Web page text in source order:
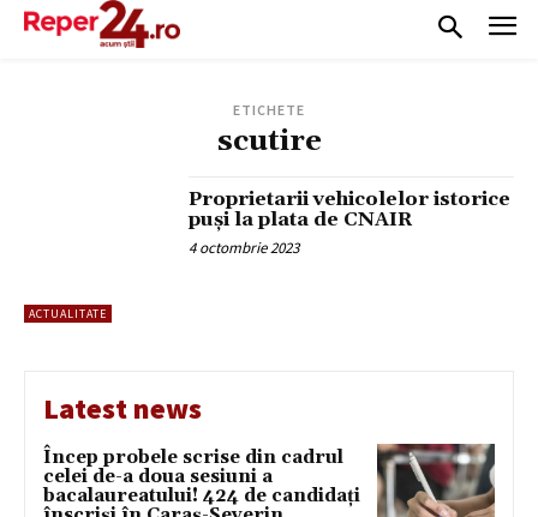
ETICHETE
scutire
ACTUALITATE
Proprietarii vehicolelor istorice
puși la plata de CNAIR
4 octombrie 2023
Latest news
Încep probele scrise din cadrul
celei de-a doua sesiuni a
bacalaureatului! 424 de candidați